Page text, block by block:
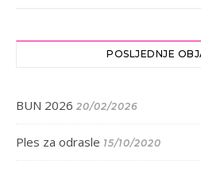
POSLJEDNJE
BUN 2026 20/02/2026
Ples za odrasle 15/10/2020